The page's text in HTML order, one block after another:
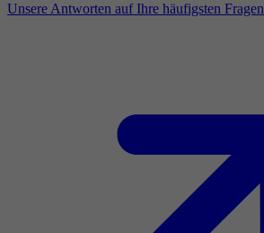
Unsere Antworten auf Ihre häufigsten Fragen